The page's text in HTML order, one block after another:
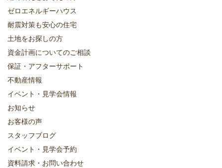
ゼロエネルギーハウス
耐震対策も安心の住宅
土地をお探しの方
資金計画についてのご相談
保証・アフターサポート
不動産情報
イベント・見学会情報
お知らせ
お客様の声
スタッフブログ
イベント・見学会予約
資料請求・お問い合わせ